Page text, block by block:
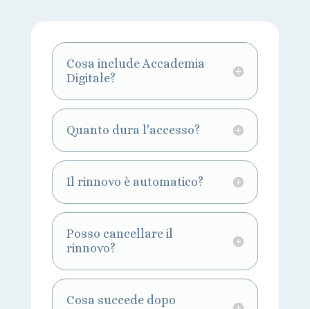
Cosa include Accademia
Digitale?
Quanto dura l'accesso?
Il rinnovo è automatico?
Posso cancellare il
rinnovo?
Cosa succede dopo